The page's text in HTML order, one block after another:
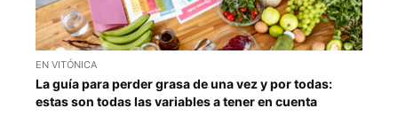
EN VITÓNICA
La guía para perder grasa de una vez y por todas:
estas son todas las variables a tener en cuenta